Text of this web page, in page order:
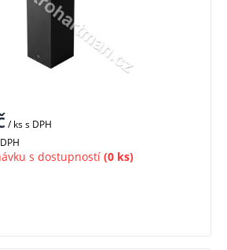
/ kss DPH
s dostupností (0 ks)